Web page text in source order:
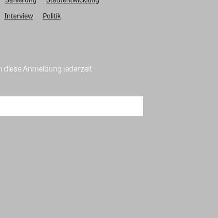
Interview Politik
diese Anmeldung jederzeit